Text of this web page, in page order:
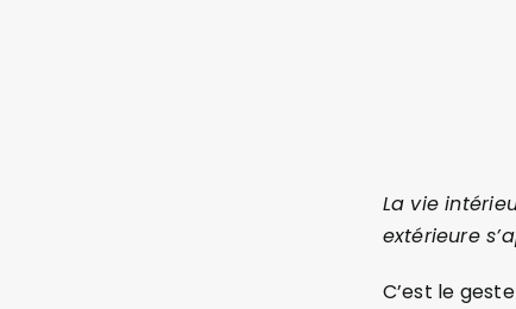
La vie
extérieure
C’est le